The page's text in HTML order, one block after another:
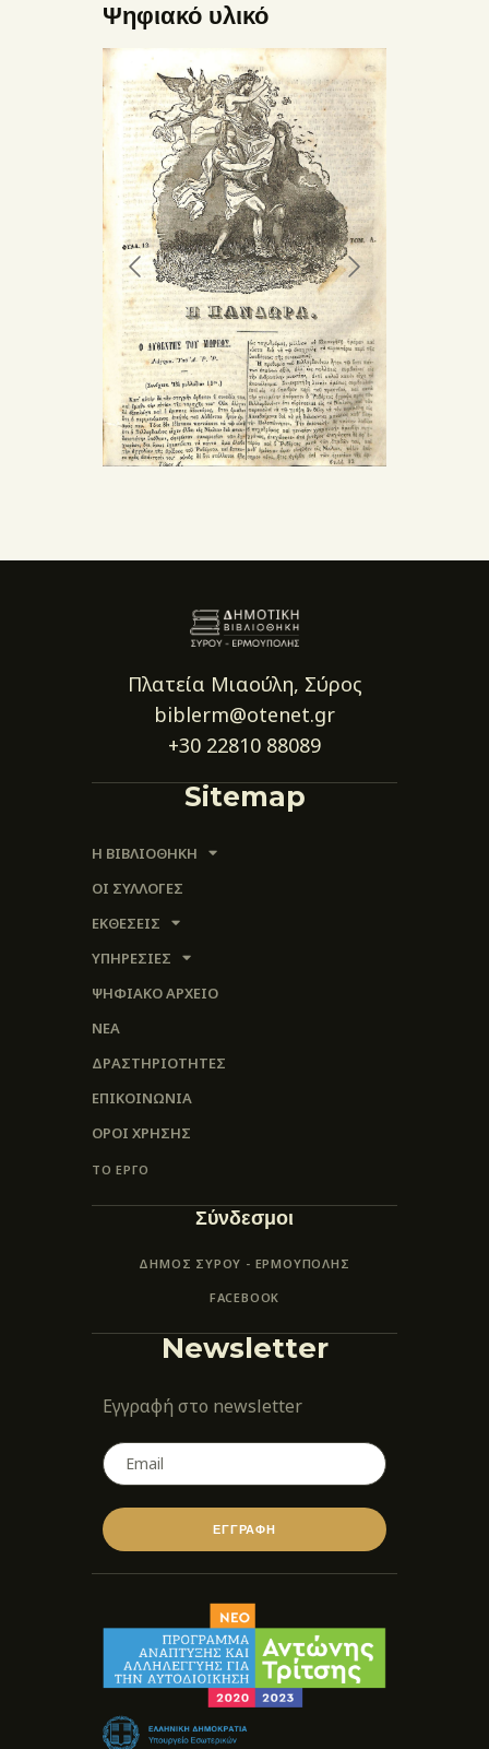
Ψηφιακό υλικό
Πλατεία Μιαούλη, Σύρος
biblerm@otenet.gr
+30 22810 88089
Sitemap
Η ΒΙΒΛΙΟΘΗΚΗ
ΟΙ ΣΥΛΛΟΓΈΣ
ΕΚΘΕΣΕΙΣ
ΥΠΗΡΕΣΙΕΣ
ΨΗΦΙΑΚΌ ΑΡΧΕΊΟ
ΝΕΑ
ΔΡΑΣΤΗΡΙΟΤΗΤΕΣ
ΕΠΙΚΟΙΝΩΝΊΑ
ΌΡΟΙ ΧΡΉΣΗΣ
ΤΟ ΕΡΓΟ
Σύνδεσμοι
ΔΗΜΟΣ ΣΥΡΟΥ - ΕΡΜΟΎΠΟΛΗΣ
FACEBOOK
Newsletter
Εγγραφή στο newsletter
ΕΓΓΡΑΦΗ